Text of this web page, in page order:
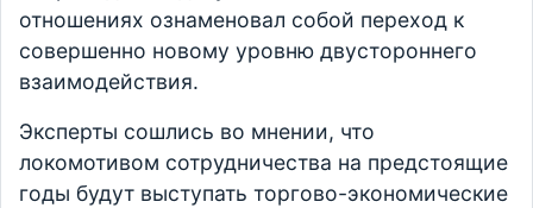
отношениях ознаменовал собой переход к
совершенно новому уровню двустороннего
взаимодействия.
Эксперты сошлись во мнении, что
локомотивом сотрудничества на предстоящие
годы будут выступать торгово-экономические